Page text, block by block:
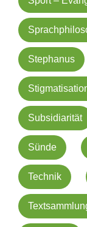
Stephanus
Subsidiarität
Sünde
Technik